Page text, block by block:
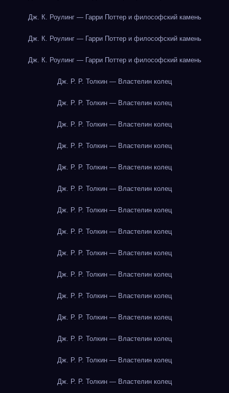
Дж. К. Роулинг — Гарри Поттер и философский камень
Дж. К. Роулинг — Гарри Поттер и философский камень
Дж. К. Роулинг — Гарри Поттер и философский камень
Дж. Р. Р. Толкин — Властелин колец
Дж. Р. Р. Толкин — Властелин колец
Дж. Р. Р. Толкин — Властелин колец
Дж. Р. Р. Толкин — Властелин колец
Дж. Р. Р. Толкин — Властелин колец
Дж. Р. Р. Толкин — Властелин колец
Дж. Р. Р. Толкин — Властелин колец
Дж. Р. Р. Толкин — Властелин колец
Дж. Р. Р. Толкин — Властелин колец
Дж. Р. Р. Толкин — Властелин колец
Дж. Р. Р. Толкин — Властелин колец
Дж. Р. Р. Толкин — Властелин колец
Дж. Р. Р. Толкин — Властелин колец
Дж. Р. Р. Толкин — Властелин колец
Дж. Р. Р. Толкин — Властелин колец